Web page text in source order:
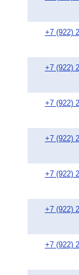
+7 (922)
+7 (922)
+7 (922)
+7 (922)
+7 (922)
+7 (922)
+7 (922)